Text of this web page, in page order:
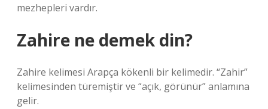
mezhepleri vardır.
Zahire ne demek din?
Zahire kelimesi Arapça kökenli bir kelimedir. “Zahir”
kelimesinden türemiştir ve “açık, görünür” anlamına
gelir.